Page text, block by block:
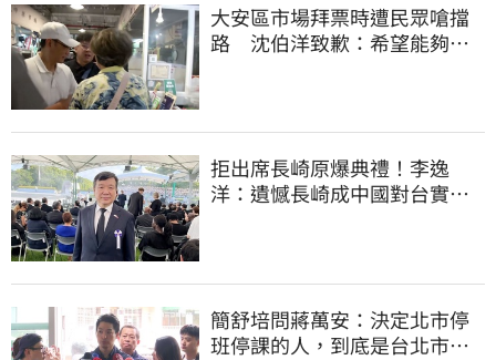
大安區市場拜票時遭民眾嗆擋
路 沈伯洋致歉：希望能夠精
拒出席長崎原爆典禮！李逸
洋：遺憾長崎成中國對台實施
簡舒培問蔣萬安：決定北市停
班停課的人，到底是台北市